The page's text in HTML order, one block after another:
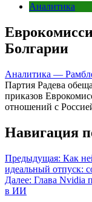
Аналитика
Болгарии
Аналитика —
Партия Радева
приказов
отношений с
Навигация
Предыдущая: Как
идеальный отпуск:
Далее: Глава Nvidia
в ИИ